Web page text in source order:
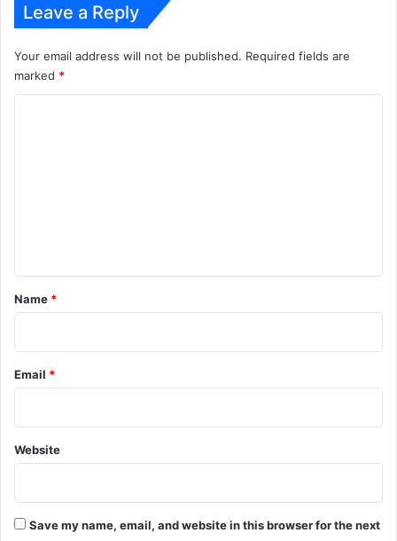
Leave a Reply
Your email address will not be published. Required fields are
marked *
*
Name *
Email *
Website
Save my name, email, and website in this browser for the next